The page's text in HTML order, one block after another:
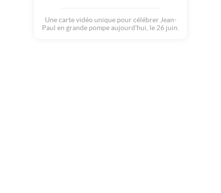
Une carte vidéo unique pour célébrer Jean-
Paul en grande pompe aujourd'hui, le 26 juin.